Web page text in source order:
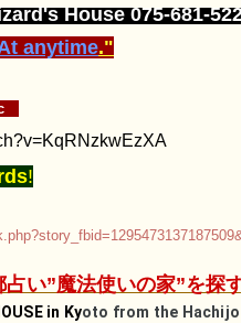
House 075-681-
anytime."
!
い”魔法使いの家”を探す
in Kyoto from the Hachijo